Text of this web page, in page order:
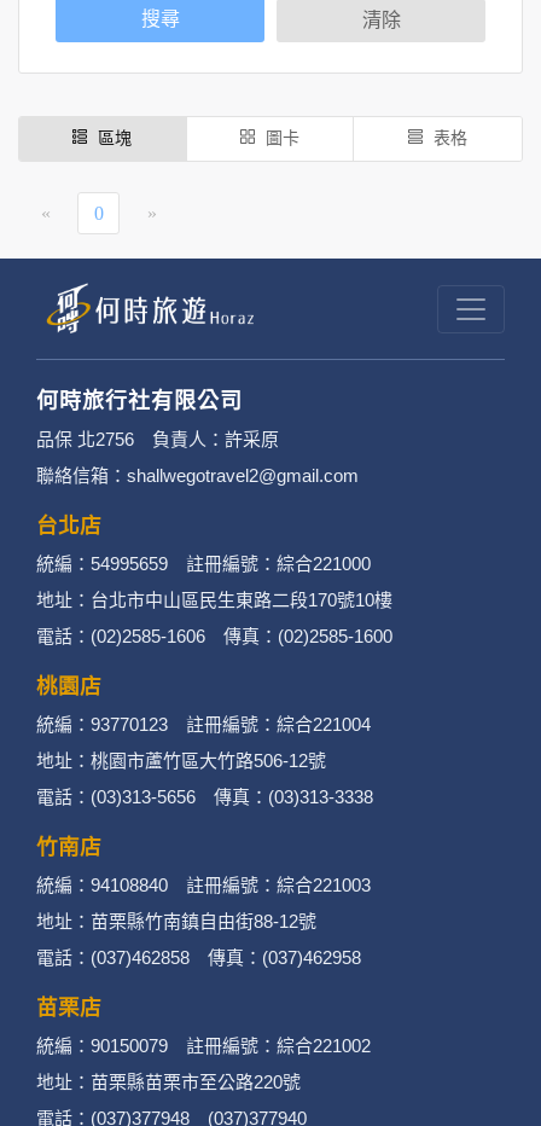
搜尋 清除
區塊 圖卡 表格
« 0 »
何時旅行社有限公司
品保 北2756 負責人：許采原
聯絡信箱：shallwegotravel2@gmail.com
台北店
統編：54995659 註冊編號：綜合221000
地址：台北市中山區民生東路二段170號10樓
電話：(02)2585-1606 傳真：(02)2585-1600
桃園店
統編：93770123 註冊編號：綜合221004
地址：桃園市蘆竹區大竹路506-12號
電話：(03)313-5656 傳真：(03)313-3338
竹南店
統編：94108840 註冊編號：綜合221003
地址：苗栗縣竹南鎮自由街88-12號
電話：(037)462858 傳真：(037)462958
苗栗店
統編：90150079 註冊編號：綜合221002
地址：苗栗縣苗栗市至公路220號
電話：(037)377948 (037)377940